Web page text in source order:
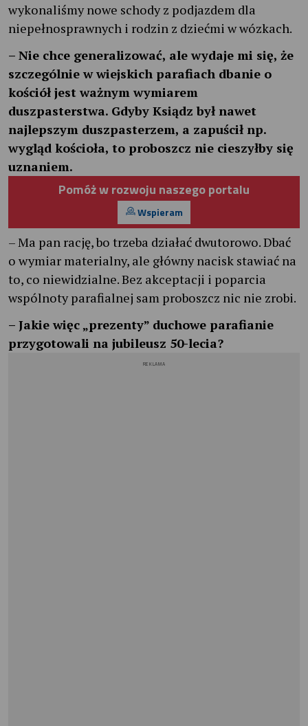
wykonaliśmy nowe schody z podjazdem dla
niepełnosprawnych i rodzin z dziećmi w wózkach.
– Nie chce generalizować, ale wydaje mi się, że
szczególnie w wiejskich parafiach dbanie o
kościół jest ważnym wymiarem
duszpasterstwa. Gdyby Ksiądz był nawet
najlepszym duszpasterzem, a zapuścił np.
wygląd kościoła, to proboszcz nie cieszyłby się
uznaniem.
Pomóż w rozwoju naszego portalu
Wspieram
– Ma pan rację, bo trzeba działać dwutorowo. Dbać
o wymiar materialny, ale główny nacisk stawiać na
to, co niewidzialne. Bez akceptacji i poparcia
wspólnoty parafialnej sam proboszcz nic nie zrobi.
– Jakie więc „prezenty” duchowe parafianie
przygotowali na jubileusz 50-lecia?
REKLAMA